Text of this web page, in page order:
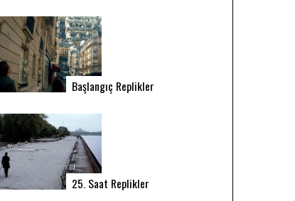
Başlangıç Replikler
25. Saat Replikler